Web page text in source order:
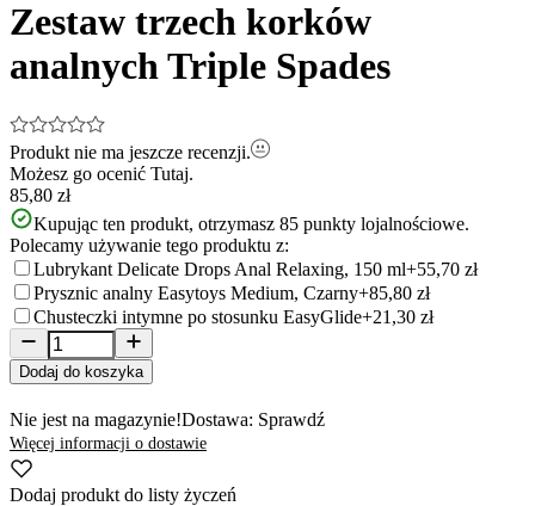
of
3
Zestaw trzech korków
analnych Triple Spades
Produkt nie ma jeszcze recenzji.
Możesz go ocenić Tutaj.
85,80 zł
Kupując ten produkt, otrzymasz 85 punkty lojalnościowe.
Polecamy używanie tego produktu z:
Lubrykant Delicate Drops Anal Relaxing, 150 ml+55,70 zł
Prysznic analny Easytoys Medium, Czarny+85,80 zł
Chusteczki intymne po stosunku EasyGlide+21,30 zł
Dodaj do koszyka
Nie jest na magazynie!Dostawa: Sprawdź
Więcej informacji o dostawie
Dodaj produkt do listy życzeń